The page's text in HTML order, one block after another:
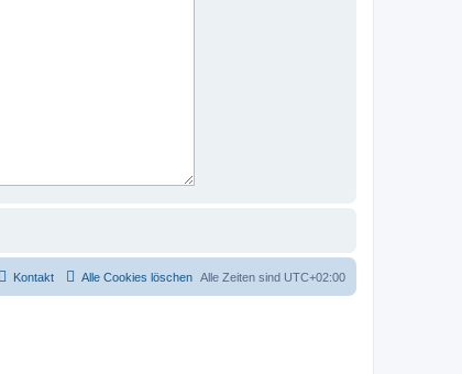
Alle Zeiten sind UTC+02:00
Alle Cookies löschen
Kontakt